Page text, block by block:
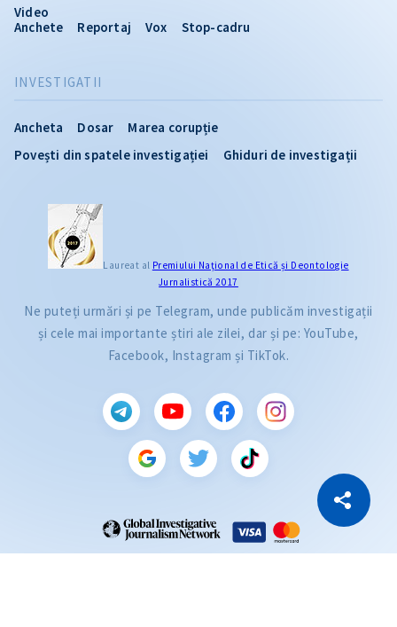
Copiază Link
INVESTIGATII
Ancheta Dosar
Marea corupție
Povești din spatele investigației
Ghiduri de investigații
Video
Anchete
Reportaj Vox Stop-cadru
Laureat al Premiului Naţional de Etică și Deontologie
Jurnalistică 2017
Ne puteți urmări și pe Telegram, unde publicăm investigații
și cele mai importante știri ale zilei, dar și pe: YouTube,
Facebook, Instagram și TikTok.